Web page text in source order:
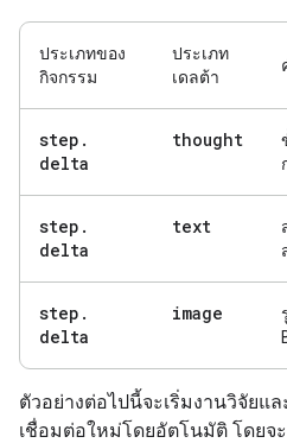
ประเภทของ
กิจกรรม
ประเภท
เดลต้า
step .
delta
thought
step .
delta
text
step .
delta
image
ตัวอย่างต่อไปนี้จะเริ่มงานวิจัยแ
เชื่อมต่อใหม่โดยอัตโนมัติ โดยจ